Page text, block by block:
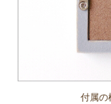
付属の